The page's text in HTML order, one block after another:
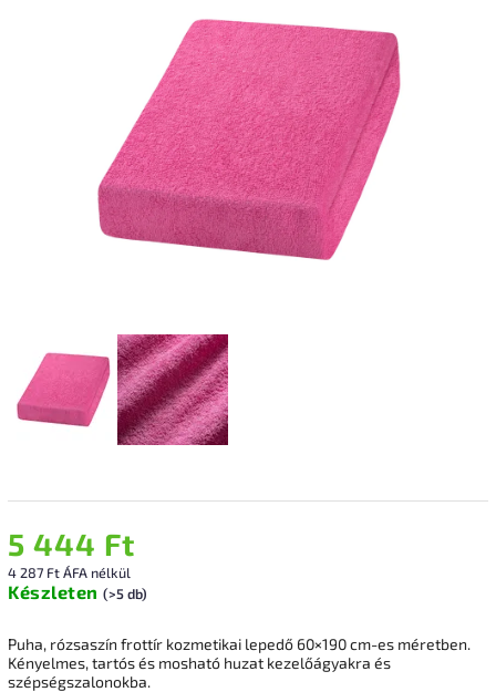
5 444 Ft
4 287 Ft ÁFA nélkül
Készleten (>5 db)
Puha, rózsaszín frottír kozmetikai lepedő 60×190 cm-es méretben.
Kényelmes, tartós és mosható huzat kezelőágyakra és
szépségszalonokba.